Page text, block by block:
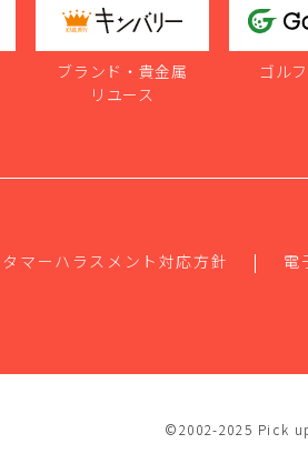
ブランド・貴金属
リユース
ゴル
マーハラスメント対応方針 電
©2002-2025 Pick